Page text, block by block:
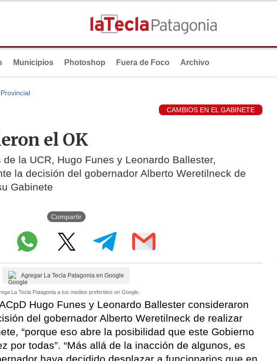
Municipios Photoshop Fuera de Foco Archivo
CAMBIOS EN EL GABINETE
el OK
la UCR, Hugo Funes y Leonardo Ballester,
la decisión del gobernador Alberto Weretilneck de
Gabinete
Compartir
Agregar La Tecla Patagonia en Google
La Tecla Patagonia a tus medios preferidos en Google.
Hugo Funes y Leonardo Ballester consideraron
del gobernador Alberto Weretilneck de realizar
“porque eso abre la posibilidad que este Gobierno
por todas”. “Más allá de la inacción de algunos, es